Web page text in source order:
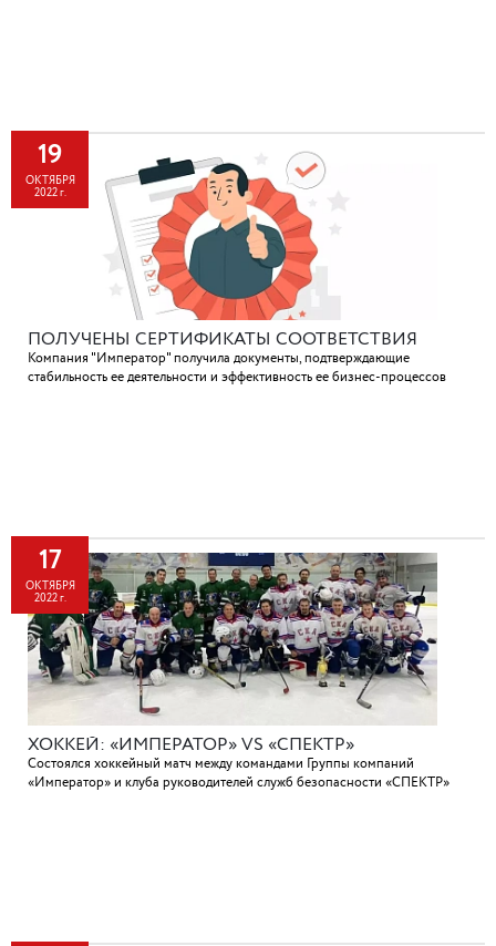
19
ОКТЯБРЯ
2022 г.
ПОЛУЧЕНЫ СЕРТИФИКАТЫ СООТВЕТСТВИЯ
Компания "Император" получила документы, подтверждающие
стабильность ее деятельности и эффективность ее бизнес-процессов
17
ОКТЯБРЯ
2022 г.
ХОККЕЙ: «ИМПЕРАТОР» VS «СПЕКТР»
Состоялся хоккейный матч между командами Группы компаний
«Император» и клуба руководителей служб безопасности «СПЕКТР»